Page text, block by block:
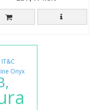
IT&C
Onyx